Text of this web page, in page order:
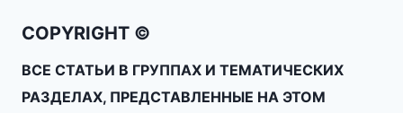
COPYRIGHT ©
ВСЕ СТАТЬИ В ГРУППАХ И ТЕМАТИЧЕСКИХ
РАЗДЕЛАХ, ПРЕДСТАВЛЕННЫЕ НА ЭТОМ